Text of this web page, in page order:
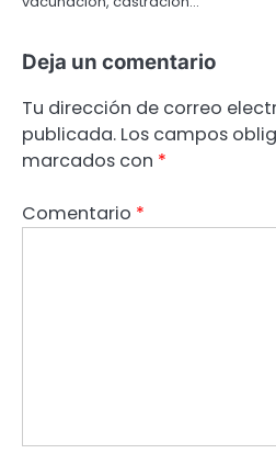
Deja un comentario
Tu dirección de correo
publicada. Los campos
marcados con *
Comentario *